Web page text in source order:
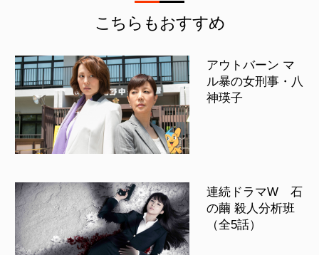
こちらもおすすめ
アウトバーン マ
ル暴の女刑事・八
神瑛子
連続ドラマW 石
の繭 殺人分析班
（全5話）